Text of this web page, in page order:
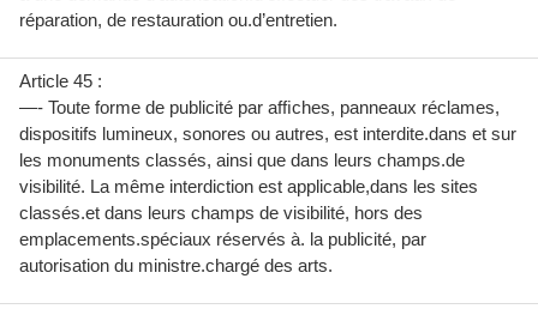
réparation, de restauration ou.d’entretien.
Article 45 :
—- Toute forme de publicité par afﬁches, panneaux réclames,
dispositifs lumineux, sonores ou autres, est interdite.dans et sur
les monuments classés, ainsi que dans leurs champs.de
visibilité. La même interdiction est applicable,dans les sites
classés.et dans leurs champs de visibilité, hors des
emplacements.spéciaux réservés à. la publicité, par
autorisation du ministre.chargé des arts.